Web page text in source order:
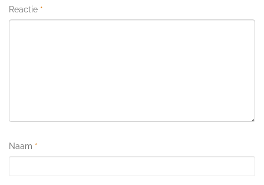
Reactie *
Naam *